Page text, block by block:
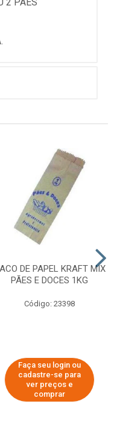
DE PAPEL KRAFT MIX
PÃES E DOCES 1KG
Código: 23398
Faça seu login ou
cadastre-se para
ver preços e
comprar